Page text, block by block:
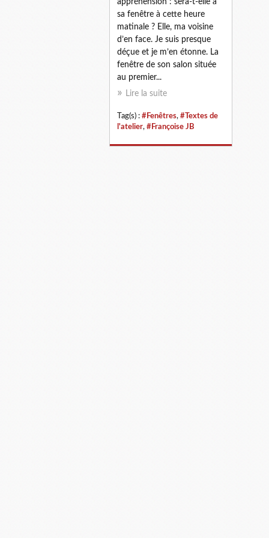
appréhension : sera-t-elle à
sa fenêtre à cette heure
matinale ? Elle, ma voisine
d’en face. Je suis presque
déçue et je m’en étonne. La
fenêtre de son salon située
au premier...
Lire la suite
Tag(s) : #Fenêtres, #Textes de
l'atelier, #Françoise JB